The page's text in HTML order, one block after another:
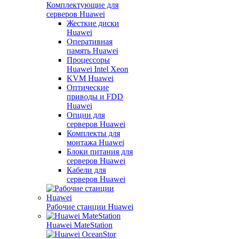
Комплектующие для
серверов Huawei
Жесткие диски
Huawei
Оперативная
память Huawei
Процессоры
Huawei Intel Xeon
KVM Huawei
Оптические
приводы и FDD
Huawei
Опции для
серверов Huawei
Комплекты для
монтажа Huawei
Блоки питания для
серверов Huawei
Кабели для
серверов Huawei
Рабочие станции Huawei
Huawei MateStation